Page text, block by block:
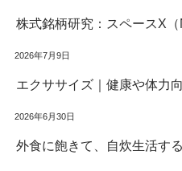
株式銘柄研究：スペースX（
2026年7月9日
エクササイズ｜健康や体力
2026年6月30日
外食に飽きて、自炊生活す